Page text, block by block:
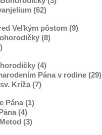
(62)
Veľkým pôstom (9)
(8)
(4)
Pána v rodine (29)
Kríža (7)
Pána (1)
(4)
(3)